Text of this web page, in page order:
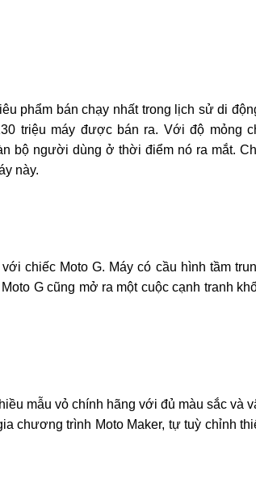
phẩm bán chạy nhất trong lịch sử di
triệu máy được bán ra. Với độ mỏng
bộ người dùng ở thời điểm nó ra mắt.
này.
chiếc Moto G. Máy có cầu hình tầm
G cũng mở ra một cuộc cạnh tranh
mẫu vỏ chính hãng với đủ màu sắc và
chương trình Moto Maker, tự tuỳ chỉnh